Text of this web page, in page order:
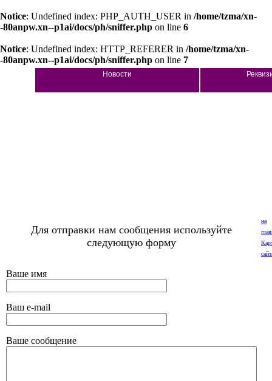
Notice: Undefined index: PHP_AUTH_USER in /home/tzma/xn-
-80anpw.xn--p1ai/docs/ph/sniffer.php on line 6
Notice: Undefined index: HTTP_REFERER in /home/tzma/xn-
-80anpw.xn--p1ai/docs/ph/sniffer.php on line 7
Новости
Для отправки нам сообщения используйте
следующую форму
Ваше имя
Ваш e-mail
Ваше сообщение
на